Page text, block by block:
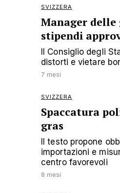
SVIZZERA
Manager delle
stipendi
Il Consiglio degli
distorti e vietare
7 mesi
SVIZZERA
Spaccatura
gras
Il testo propone
importazioni e
centro favorevoli
8 mesi